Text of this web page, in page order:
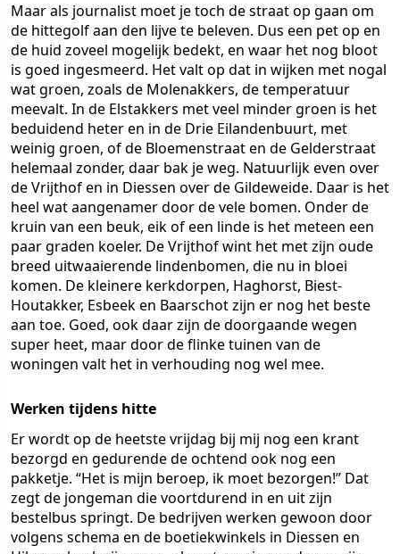
Maar als journalist moet je toch de straat op gaan om
de hittegolf aan den lijve te beleven. Dus een pet op en
de huid zoveel mogelijk bedekt, en waar het nog bloot
is goed ingesmeerd. Het valt op dat in wijken met nogal
wat groen, zoals de Molenakkers, de temperatuur
meevalt. In de Elstakkers met veel minder groen is het
beduidend heter en in de Drie Eilandenbuurt, met
weinig groen, of de Bloemenstraat en de Gelderstraat
helemaal zonder, daar bak je weg. Natuurlijk even over
de Vrijthof en in Diessen over de Gildeweide. Daar is het
heel wat aangenamer door de vele bomen. Onder de
kruin van een beuk, eik of een linde is het meteen een
paar graden koeler. De Vrijthof wint het met zijn oude
breed uitwaaierende lindenbomen, die nu in bloei
komen. De kleinere kerkdorpen, Haghorst, Biest-
Houtakker, Esbeek en Baarschot zijn er nog het beste
aan toe. Goed, ook daar zijn de doorgaande wegen
super heet, maar door de flinke tuinen van de
woningen valt het in verhouding nog wel mee.
Werken tijdens hitte
Er wordt op de heetste vrijdag bij mij nog een krant
bezorgd en gedurende de ochtend ook nog een
pakketje. “Het is mijn beroep, ik moet bezorgen!” Dat
zegt de jongeman die voortdurend in en uit zijn
bestelbus springt. De bedrijven werken gewoon door
volgens schema en de boetiekwinkels in Diessen en